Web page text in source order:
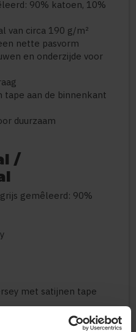
90% katoen, 10%
van circa 190 g/m²
nette pasvorm
en onderzijde voor
tape aan de binnenkant
duurzaam
/
gemêleerd: 90%
met satijnen tape
op mouwen en